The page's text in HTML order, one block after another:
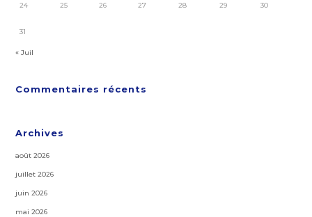
24 25 26 27 28 29 30
31
« Juil
Commentaires récents
Archives
août 2026
juillet 2026
juin 2026
mai 2026